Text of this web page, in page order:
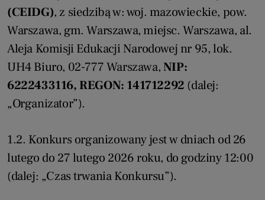
(CEIDG), z siedzibą w: woj. mazowieckie, pow.
Warszawa, gm. Warszawa, miejsc. Warszawa, al.
Aleja Komisji Edukacji Narodowej nr 95, lok.
UH4 Biuro, 02-777 Warszawa,NIP:
6222433116, REGON: 141712292 (dalej:
„Organizator”).
1.2. Konkurs organizowany jest w dniach od 26
lutego do 27 lutego 2026 roku, do godziny 12:00
(dalej: „Czas trwania Konkursu”).